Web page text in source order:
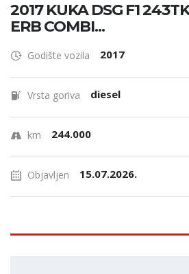
2017 KUKA DSG F1
ERB COMBI...
Godište vozila 2017
Vrsta goriva diesel
km 244.000
Objavljen 15.07.2026.